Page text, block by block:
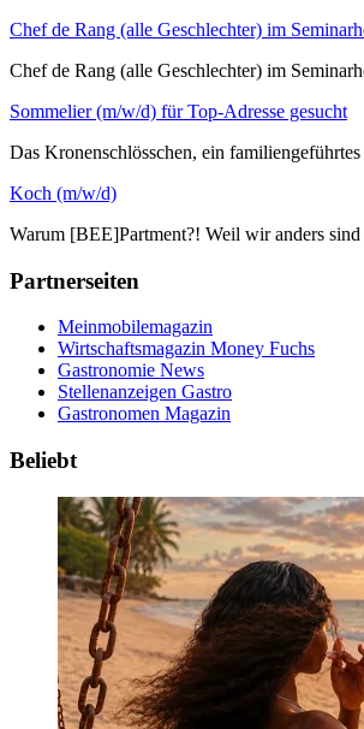
Chef de Rang (alle Geschlechter) im
Chef de Rang (alle Geschlechter) im
Sommelier (m/w/d) für Top-Adresse gesucht
Das Kronenschlösschen, ein
Koch (m/w/d)
Warum [BEE]Partment?! Weil wir anders
Partnerseiten
Meinmobilemagazin
Wirtschaftsmagazin Money Fuchs
Gastronomie News
Stellenanzeigen Gastro
Gastronomen Magazin
Beliebt